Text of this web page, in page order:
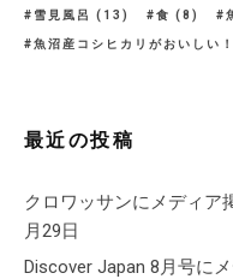
雪見風呂 (13) 食 (8)
魚沼産コシヒカリがおいしい！
最近の投稿
クロワッサンにメディア
月29日
Discover Japan 8月号に